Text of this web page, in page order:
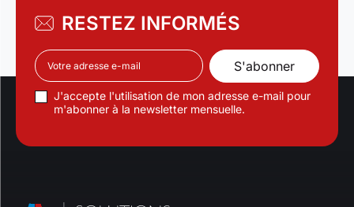
RESTEZ INFORMÉS
J'accepte l'utilisation de mon adresse e-mail pour
m'abonner à la newsletter mensuelle.